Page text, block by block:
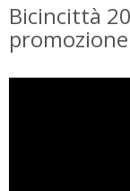
Bicincittà
promozione